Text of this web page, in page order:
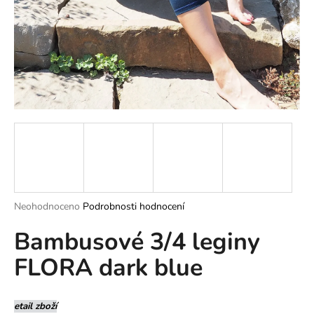
Průměrné
produktu
je
0,0
z
hvězdiček.
Neohodnoceno Podrobnosti hodnocení
Bambusové 3/4 leginy
FLORA dark blue
etail zboží
a
j
í
t
?
o
p
o
u